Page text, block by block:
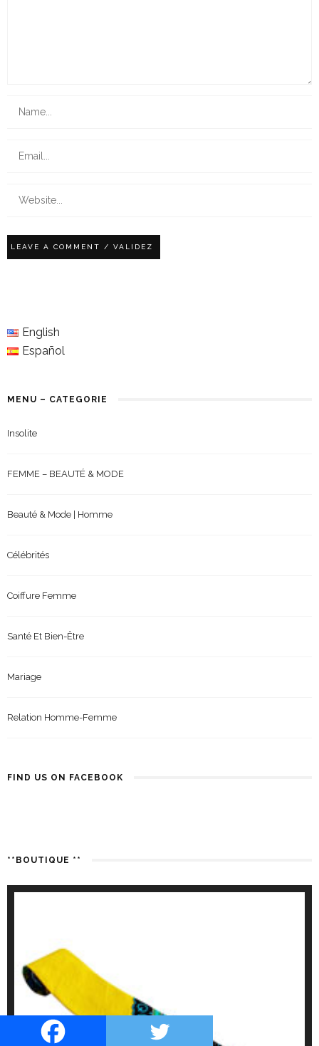
English
Español
MENU – CATEGORIE
Insolite
FEMME – BEAUTÉ & MODE
Beauté & Mode | Homme
Célébrités
Coiffure Femme
Santé Et Bien-Être
Mariage
Relation Homme-Femme
FIND US ON FACEBOOK
**BOUTIQUE **